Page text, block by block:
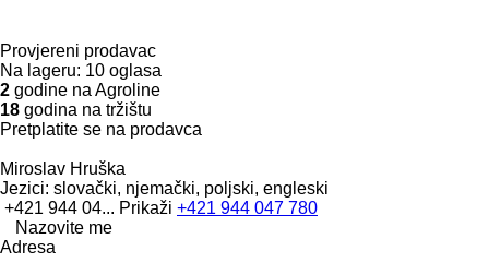
Provjereni prodavac
Na lageru: 10 oglasa
2 godine na Agroline
18 godina na tržištu
Pretplatite se na prodavca
Miroslav Hruška
Jezici: slovački, njemački, poljski, engleski
+421 944 04... Prikaži +421 944 047 780
Nazovite me
Adresa